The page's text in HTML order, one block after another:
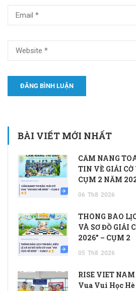
BÀI VIẾT MỚI NHẤT
CẨM NANG
TIN VỀ GIẢI
CỤM 2 NĂM
06 Th8 2026
THÔNG BÁO
VÀ SƠ ĐỒ GIẢI
2026” – CỤM 2
05 Th8 2026
RISE VIET
Vua Vui Học